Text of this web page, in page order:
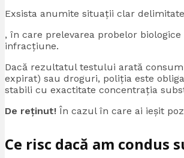
Exsista anumite situații clar
, în care prelevarea probelor
infracțiune.
Dacă rezultatul testului arată
expirat) sau droguri, poliția este
stabili cu exactitate concentrația
De reținut! În cazul în care ai ieșit
Ce risc dacă am